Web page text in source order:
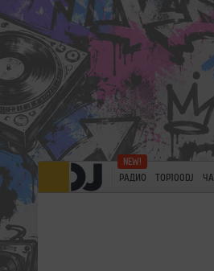
РАДИО TOP100DJ